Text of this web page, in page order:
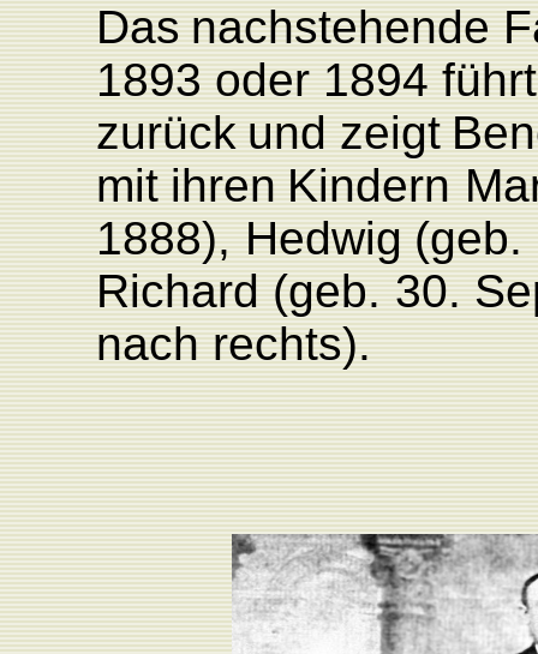
Das nachstehende F
1893 oder 1894 führt
zurück und zeigt
mit ihren Kindern
1888), Hedwig (geb.
Richard (geb. 30.
nach rechts).